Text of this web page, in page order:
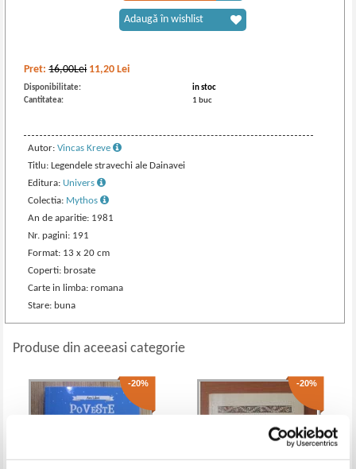
Pret:16,00Lei 11,20 Lei
Disponibilitate:
in stoc
Cantitatea:
1 buc
Autor:Vincas Kreve
Titlu: Legendele stravechi ale Dainavei
Editura: Univers
Colectia: Mythos
An de aparitie: 1981
Nr. pagini: 191
Format: 13 x 20 cm
Coperti: brosate
Carte in limba: romana
Stare: buna
Adaugă în wishlist
Produse din aceeasi categorie
-20% -20%